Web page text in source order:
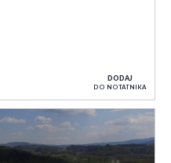
DODAJ
DO NOTATNIKA